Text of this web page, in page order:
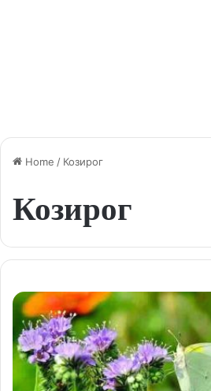
Home / Козирог
Козирог